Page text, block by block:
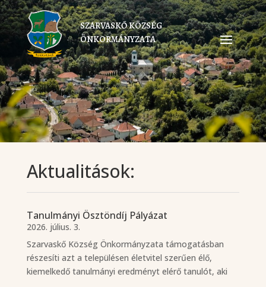
SZARVASKŐ KÖZSÉG
ÖNKORMÁNYZATA
Aktualitások:
Tanulmányi Ösztöndíj Pályázat
2026. július. 3.
Szarvaskő Község Önkormányzata támogatásban
részesíti azt a településen életvitel szerűen élő,
kiemelkedő tanulmányi eredményt elérő tanulót, aki